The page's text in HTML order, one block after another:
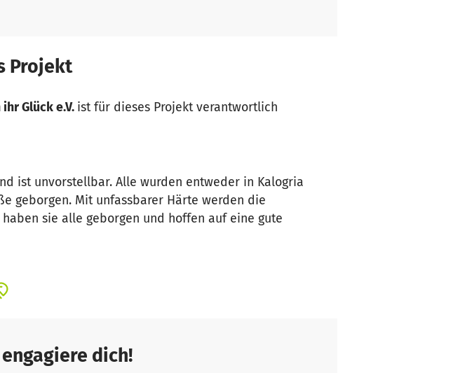
Projekt
Glück e.V. ist für dieses Projekt verantwortlich
ist unvorstellbar. Alle wurden entweder in Kalogria
geborgen. Mit unfassbarer Härte werden die
sie alle geborgen und hoffen auf eine gute
dich!